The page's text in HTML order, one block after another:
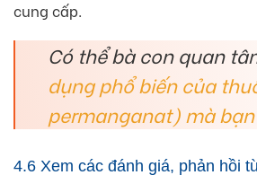
cung cấp.
Có thể bà con quan
dụng phổ biến của
permanganat) mà
4.6 Xem các đánh giá, phản hồi